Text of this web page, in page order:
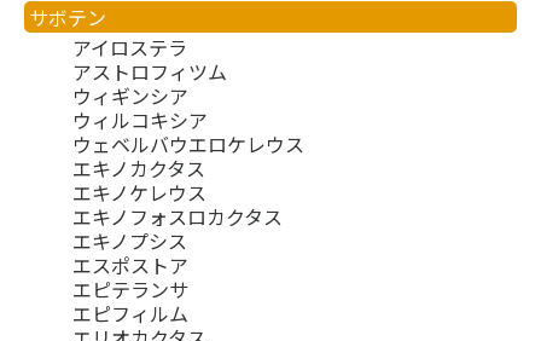
サボテン
アイロステラ
アストロフィツム
ウィギンシア
ウィルコキシア
ウェベルバウエロケレウス
エキノカクタス
エキノケレウス
エキノフォスロカクタス
エキノプシス
エスポストア
エピテランサ
エピフィルム